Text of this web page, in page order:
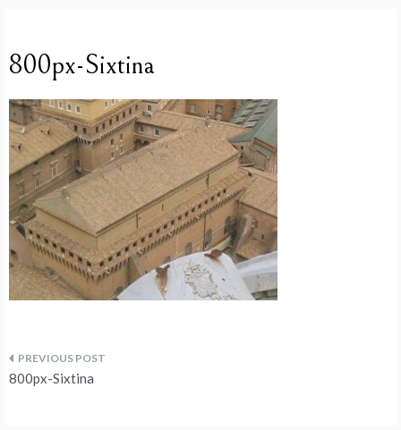
800px-Sixtina
Navegação
800px-Sixtina